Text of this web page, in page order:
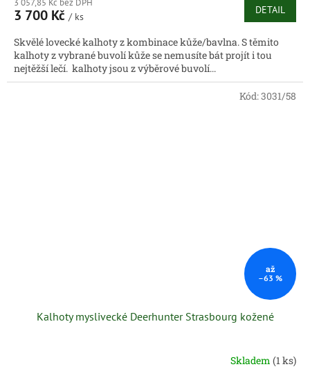
3 057,85 Kč bez DPH
3 700 Kč / ks
DETAIL
Skvělé lovecké kalhoty z kombinace kůže/bavlna. S těmito
kalhoty z vybrané buvolí kůže se nemusíte bát projít i tou
nejtěžší lečí. kalhoty jsou z výběrové buvolí...
až
–63 %
Kalhoty myslivecké Deerhunter Strasbourg kožené
Skladem (1 ks)
Kód:3031/58